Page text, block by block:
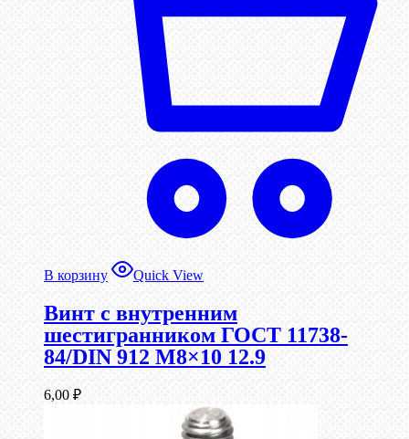
В корзину Quick View
Винт c внутренним
шестигранником ГОСТ 11738-
84/DIN 912 М8×10 12.9
6,00 ₽